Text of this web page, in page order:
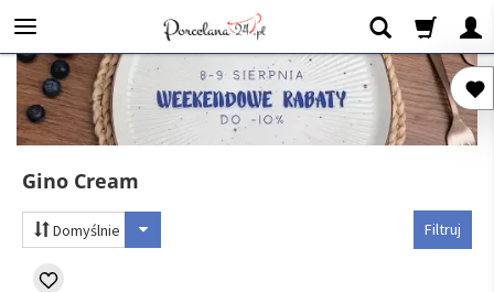
Gino Cream
Filtruj
Domyślnie